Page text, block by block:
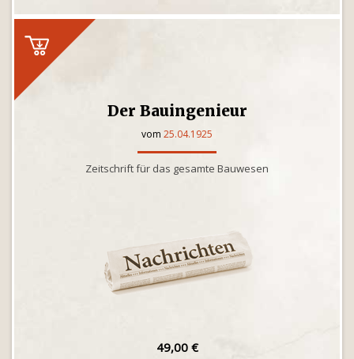
Der Bauingenieur
vom 25.04.1925
Zeitschrift für das gesamte Bauwesen
49,00 €